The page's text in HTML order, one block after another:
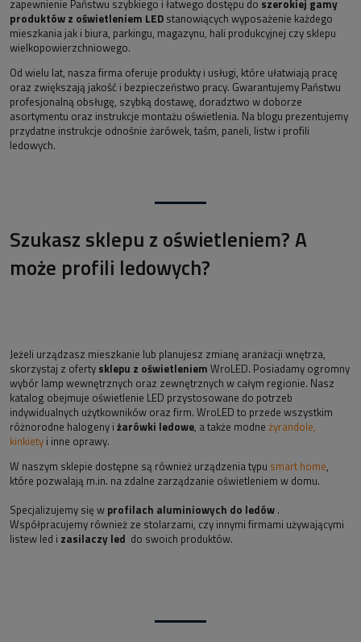
zapewnienie Państwu szybkiego i łatwego dostępu do szerokiej gamy
produktów z oświetleniem LED stanowiących wyposażenie każdego
mieszkania jak i biura, parkingu, magazynu, hali produkcyjnej czy sklepu
wielkopowierzchniowego.
Od wielu lat, nasza firma oferuje produkty i usługi, które ułatwiają pracę
oraz zwiększają jakość i bezpieczeństwo pracy. Gwarantujemy Państwu
profesjonalną obsługę, szybką dostawę, doradztwo w doborze
asortymentu oraz instrukcje montażu oświetlenia. Na blogu prezentujemy
przydatne instrukcje odnośnie żarówek, taśm, paneli, listw i profili
ledowych.
Szukasz sklepu z oświetleniem? A
może profili ledowych?
Jeżeli urządzasz mieszkanie lub planujesz zmianę aranżacji wnętrza,
skorzystaj z oferty sklepu z oświetleniem WroLED. Posiadamy ogromny
wybór lamp wewnętrznych oraz zewnętrznych w całym regionie. Nasz
katalog obejmuje oświetlenie LED przystosowane do potrzeb
indywidualnych użytkowników oraz firm. WroLED to przede wszystkim
różnorodne halogeny i żarówki ledowe, a także modne żyrandole,
kinkiety i inne oprawy.
W naszym sklepie dostępne są również urządzenia typu smart home,
które pozwalają m.in. na zdalne zarządzanie oświetleniem w domu.
Specjalizujemy się w profilach aluminiowych do ledów .
Współpracujemy również ze stolarzami, czy innymi firmami używającymi
listew led i zasilaczy led do swoich produktów.